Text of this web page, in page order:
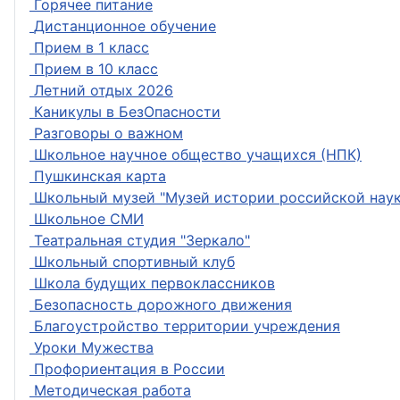
Горячее питание
Дистанционное обучение
Прием в 1 класс
Прием в 10 класс
Летний отдых 2026
Каникулы в БезОпасности
Разговоры о важном
Школьное научное общество учащихся (НПК)
Пушкинская карта
Школьный музей "Музей истории российской
Школьное СМИ
Театральная студия "Зеркало"
Школьный спортивный клуб
Школа будущих первоклассников
Безопасность дорожного движения
Благоустройство территории учреждения
Уроки Мужества
Профориентация в России
Методическая работа